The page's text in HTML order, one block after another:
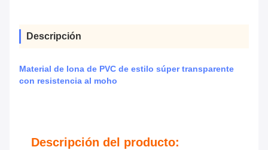
Descripción
Material de lona de PVC de estilo súper transparente
con resistencia al moho
Descripción del producto: